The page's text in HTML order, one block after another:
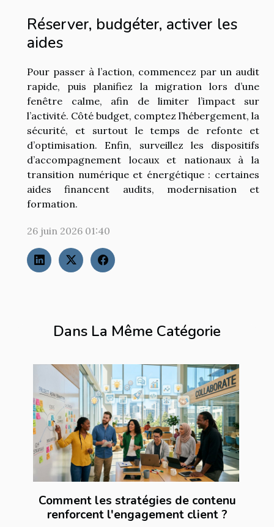
Dans La Même Catégorie
Comment les stratégies de contenu
renforcent l'engagement client ?
Réserver, budgéter, activer les
aides
Pour passer à l’action, commencez par un audit
rapide, puis planifiez la migration lors d’une
fenêtre calme, afin de limiter l’impact sur
l’activité. Côté budget, comptez l’hébergement, la
sécurité, et surtout le temps de refonte et
d’optimisation. Enfin, surveillez les dispositifs
d’accompagnement locaux et nationaux à la
transition numérique et énergétique : certaines
aides financent audits, modernisation et
formation.
26 juin 2026 01:40